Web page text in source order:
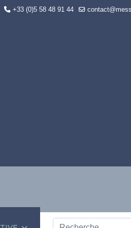
+33 (0)5 58 48 91 44
Rechercher